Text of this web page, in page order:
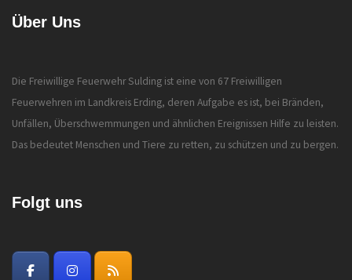
Über Uns
Die Freiwillige Feuerwehr Sulding ist eine von 67 Freiwilligen
Feuerwehren im Landkreis Erding, deren Aufgabe es ist, bei Bränden,
Unfällen, Überschwemmungen und ähnlichen Ereignissen Hilfe zu leisten.
Das bedeutet Menschen und Tiere zu retten, zu schützen und zu bergen.
Folgt uns